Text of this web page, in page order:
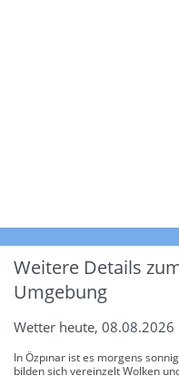
Weitere Details
Umgebung
Wetter heute, 08.08.2026
In Özpınar ist es morgens
bilden sich vereinzelt Wolken